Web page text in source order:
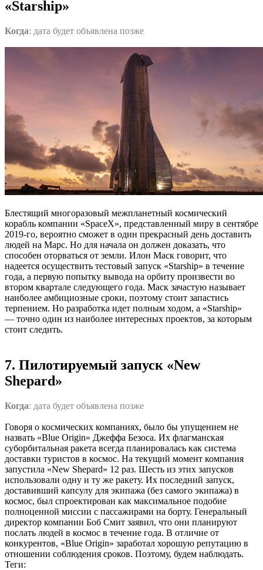
«Starship»
Когда: дата будет объявлена позже
Блестящий многоразовый межпланетный космический
корабль компании «SpaceX», представленный миру в сентябре
2019-го, вероятно сможет в один прекрасный день доставить
людей на Марс. Но для начала он должен доказать, что
способен оторваться от земли. Илон Маск говорит, что
надеется осуществить тестовый запуск «Starship» в течение
года, а первую попытку вывода на орбиту произвести во
втором квартале следующего года. Маск зачастую называет
наиболее амбициозные сроки, поэтому стоит запастись
терпением. Но разработка идет полным ходом, а «Starship»
— точно один из наиболее интересных проектов, за которым
стоит следить.
7. Пилотируемый запуск «New
Shepard»
Когда: дата будет объявлена позже
Говоря о космических компаниях, было бы упущением не
назвать «Blue Origin» Джеффа Безоса. Их флагманская
суборбитальная ракета всегда планировалась как система
доставки туристов в космос. На текущий момент компания
запустила «New Shepard» 12 раз. Шесть из этих запусков
использовали одну и ту же ракету. Их последний запуск,
доставивший капсулу для экипажа (без самого экипажа) в
космос, был спроектирован как максимальное подобие
полноценной миссии с пассажирами на борту. Генеральный
директор компании Боб Смит заявил, что они планируют
послать людей в космос в течение года. В отличие от
конкурентов, «Blue Origin» заработал хорошую репутацию в
отношении соблюдения сроков. Поэтому, будем наблюдать.
Теги: